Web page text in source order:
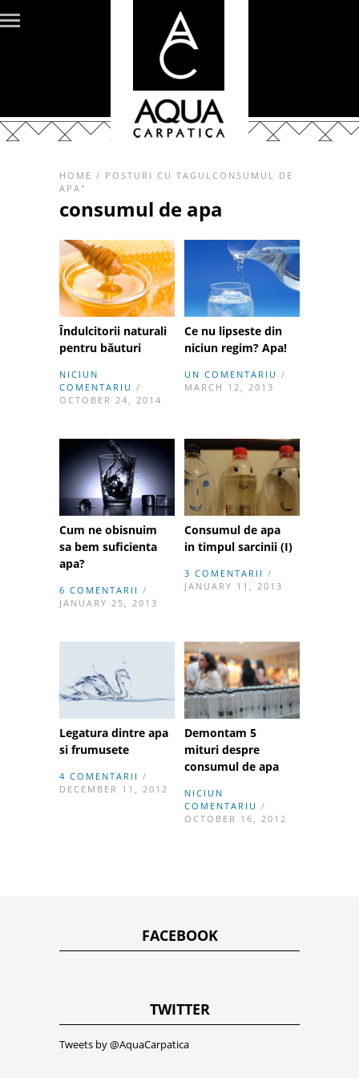
HOME / POSTURI CU TAGULCONSUMUL DE
APA"
consumul de apa
Îndulcitorii naturali
pentru băuturi
NICIUN
COMENTARIU /
OCTOBER 24, 2014
Ce nu lipseste din
niciun regim? Apa!
UN COMENTARIU /
MARCH 12, 2013
Cum ne obisnuim
sa bem suficienta
apa?
6 COMENTARII /
JANUARY 25, 2013
Consumul de apa
in timpul sarcinii (I)
3 COMENTARII /
JANUARY 11, 2013
Legatura dintre apa
si frumusete
4 COMENTARII /
DECEMBER 11, 2012
Demontam 5
mituri despre
consumul de apa
NICIUN
COMENTARIU /
OCTOBER 16, 2012
FACEBOOK
TWITTER
Tweets by @AquaCarpatica